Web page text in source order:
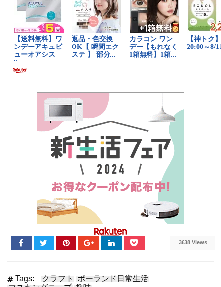
3638 Views
Tags: クラフト
ポーランド日常生活